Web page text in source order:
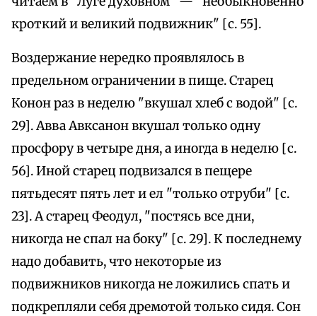
кроткий и великий подвижник" [с. 55].
Воздержание нередко проявлялось в
предельном ограничении в пище. Старец
Конон раз в неделю "вкушал хлеб с водой" [с.
29]. Авва Авксанон вкушал только одну
просфору в четыре дня, а иногда в неделю [с.
56]. Иной старец подвизался в пещере
пятьдесят пять лет и ел "только отруби" [с.
23]. А старец Феодул, "постясь все дни,
никогда не спал на боку" [с. 29]. К последнему
надо добавить, что некоторые из
подвижников никогда не ложились спать и
подкрепляли себя дремотой только сидя. Сон